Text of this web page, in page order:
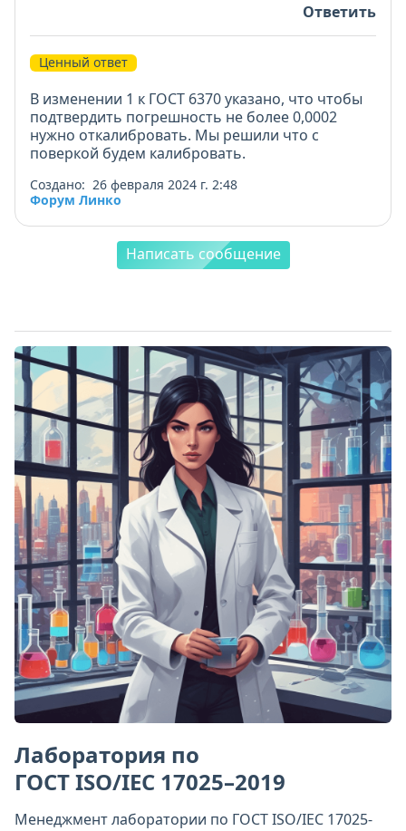
Ответить
Ценный ответ
В изменении 1 к ГОСТ 6370 указано, что чтобы
подтвердить погрешность не более 0,0002
нужно откалибровать. Мы решили что с
поверкой будем калибровать.
Создано: 26 февраля 2024 г. 2:48
Форум Линко
Написать сообщение
Лаборатория по
ГОСТ ISO/IEC 17025–2019
Менеджмент лаборатории по ГОСТ ISO/IEC 17025-